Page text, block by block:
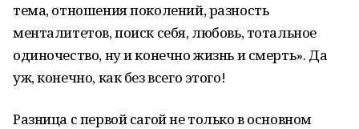
тема, отношения поколений, разность
менталитетов, поиск себя, любовь, тотальное
одиночество, ну и конечно жизнь и смерть». Да
уж, конечно, как без всего этого!
Разница с первой сагой не только в основном